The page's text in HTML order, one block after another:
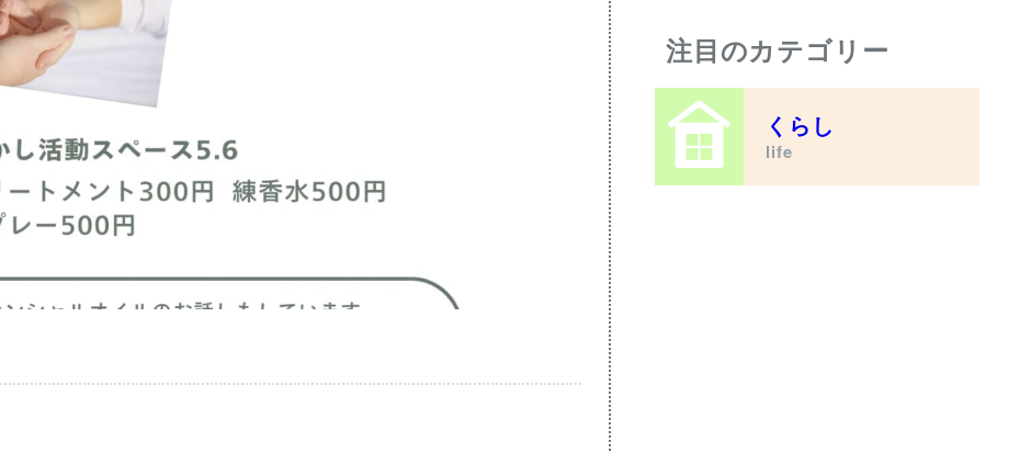
ド
注目のカテゴリー
くらし
life